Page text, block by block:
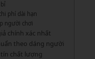
phí dài hạn
người chơi
chính xác nhất
theo dáng người
tín chất lượng